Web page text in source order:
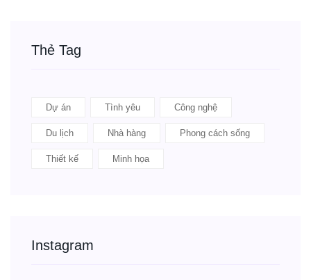
Thẻ Tag
Dự án Tình yêu Công nghệ
Du lịch Nhà hàng Phong cách sống
Thiết kế Minh họa
Instagram